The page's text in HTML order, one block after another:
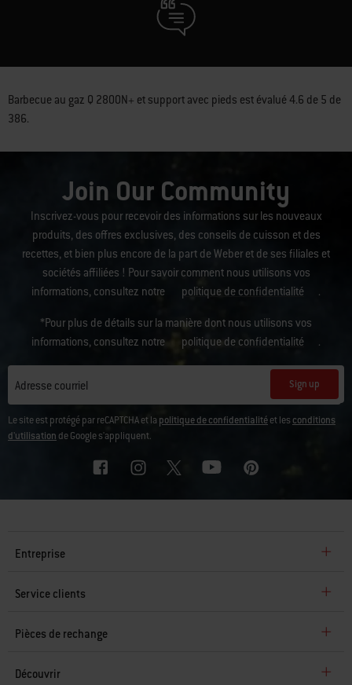
Barbecue au gaz Q 2800N+ et support avec pieds est évalué 4.6 de 5 de
386.
Join Our Community
Inscrivez-vous pour recevoir des informations sur les nouveaux
produits, des offres exclusives, des conseils de cuisson et des
recettes, et bien plus encore de la part de Weber et de ses filiales et
sociétés affiliées ! Pour savoir comment nous utilisons vos
informations, consultez notre
politique de confidentialité .
*Pour plus de détails sur la manière dont nous utilisons vos
informations, consultez notre
politique de confidentialité .
Adresse courriel Sign up
Le site est protégé par reCAPTCHA et la politique de confidentialitéet les conditions
d'utilisation de Google s'appliquent.
Entreprise
Service clients
Pièces de rechange
Découvrir